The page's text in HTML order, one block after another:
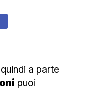
a parte
puoi